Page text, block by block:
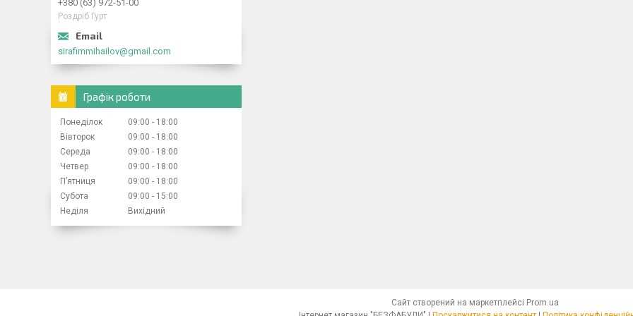
+380 (63) 972-51-00
Роздріб Гурт
sirafimmihailov@gmail.com
Графік роботи
Понеділок 09:00
18:00
Вівторок
09:00
18:00
Середа
09:00
18:00
Четвер
09:00
18:00
Пʼятниця
09:00
18:00
Субота
09:00
15:00
Неділя
Вихідний
Сайт створений на маркетплейсі Prom.ua